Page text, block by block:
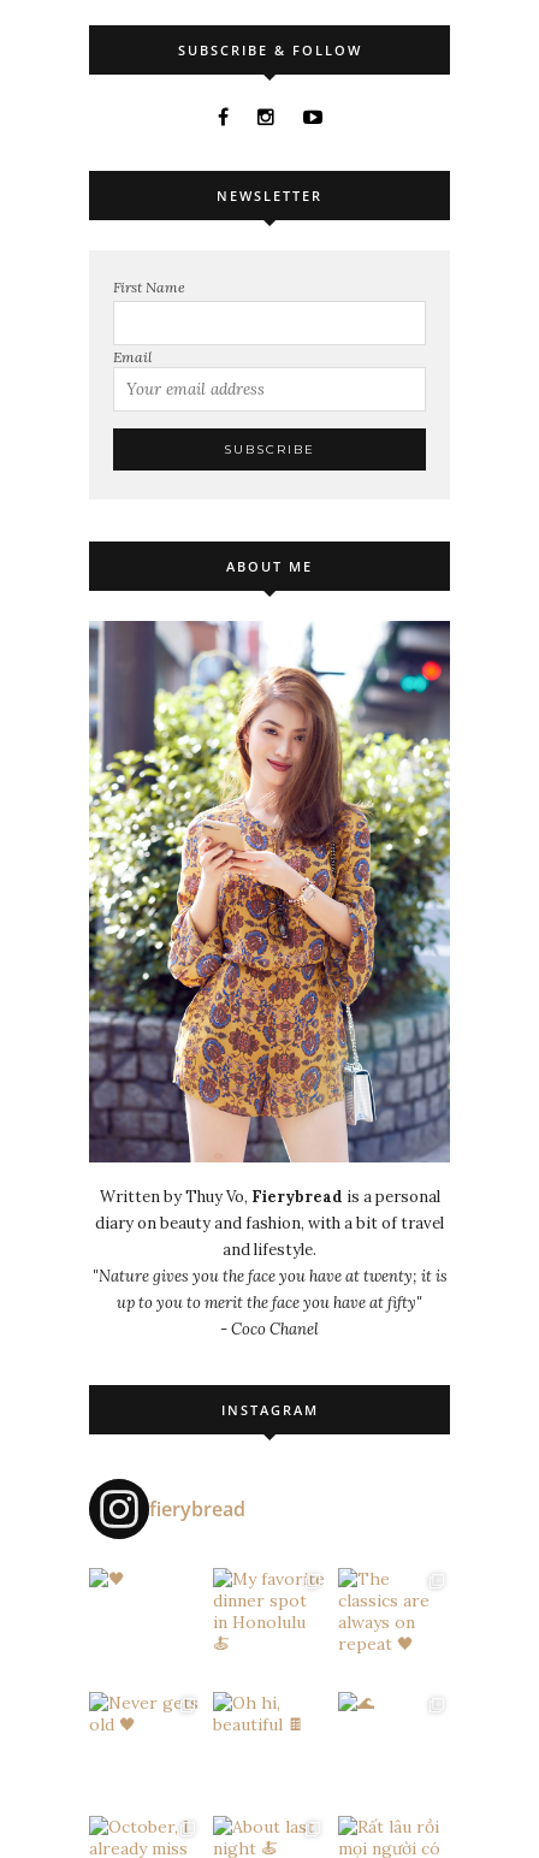
SUBSCRIBE & FOLLOW
NEWSLETTER
First Name
Email
ABOUT ME
Written by Thuy Vo, Fierybread is a personal
diary on beauty and fashion, with a bit of travel
and lifestyle.
"Nature gives you the face you have at twenty; it is
up to you to merit the face you have at fifty"
- Coco Chanel
INSTAGRAM
fierybread